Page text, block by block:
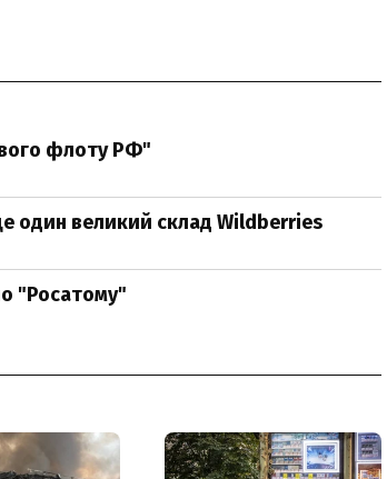
флоту РФ"
один великий склад Wildberries
"Росатому"